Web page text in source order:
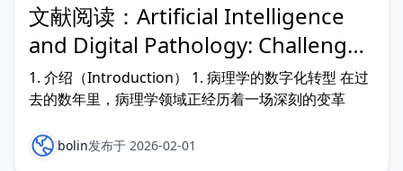
文献阅读：Artificial Intelligence
and Digital Pathology: Challenges
and Opportunities
1. 介绍（Introduction） 1. 病理学的数字化转型 在过
去的数年里，病理学领域正经历着一场深刻的变革
bolin发布于 2026-02-01